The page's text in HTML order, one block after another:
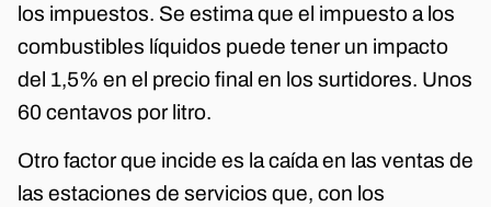
los impuestos. Se estima que el impuesto a los
combustibles líquidos puede tener un impacto
del 1,5% en el precio final en los surtidores. Unos
60 centavos por litro.
Otro factor que incide es la caída en las ventas de
las estaciones de servicios que, con los